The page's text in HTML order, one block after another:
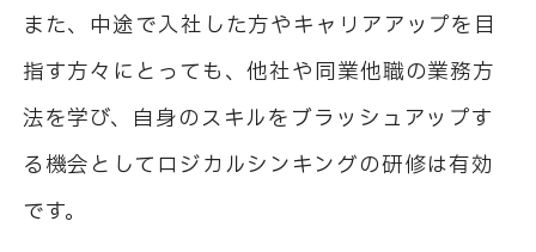
また、中途で入社した方やキャリアアップを目
指す方々にとっても、他社や同業他職の業務方
法を学び、自身のスキルをブラッシュアップす
る機会としてロジカルシンキングの研修は有効
です。